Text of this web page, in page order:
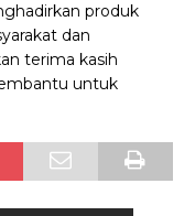
produk
dan
terima kasih
untuk